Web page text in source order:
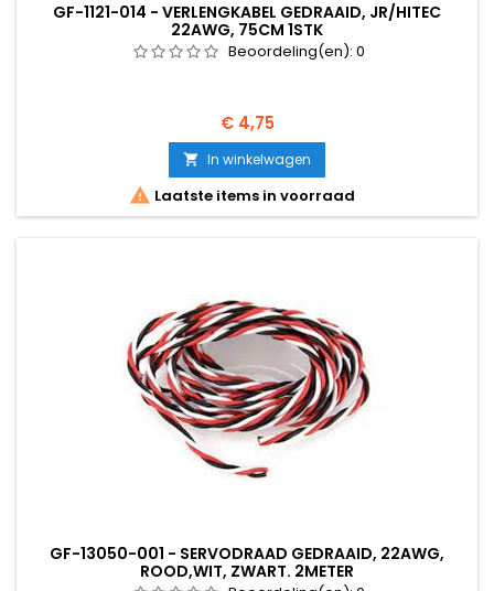
GF-1121-014 - VERLENGKABEL GEDRAAID, JR/HITEC
22AWG, 75CM 1STK
Beoordeling(en): 0
Prijs
€ 4,75
 In winkelwagen
 Laatste items in voorraad
GF-13050-001 - SERVODRAAD GEDRAAID, 22AWG,
ROOD,WIT, ZWART. 2METER